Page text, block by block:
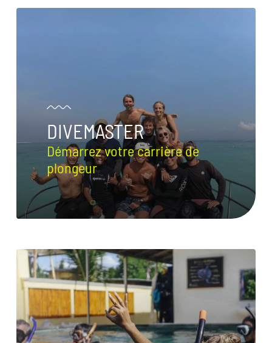
DIVEMASTER
Démarrez votre carrière de
plongeur